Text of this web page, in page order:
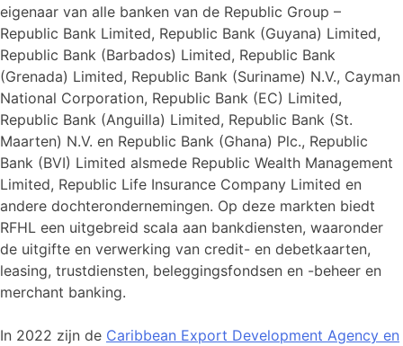
eigenaar van alle banken van de Republic Group –
Republic Bank Limited, Republic Bank (Guyana) Limited,
Republic Bank (Barbados) Limited, Republic Bank
(Grenada) Limited, Republic Bank (Suriname) N.V., Cayman
National Corporation, Republic Bank (EC) Limited,
Republic Bank (Anguilla) Limited, Republic Bank (St.
Maarten) N.V. en Republic Bank (Ghana) Plc., Republic
Bank (BVI) Limited alsmede Republic Wealth Management
Limited, Republic Life Insurance Company Limited en
andere dochterondernemingen. Op deze markten biedt
RFHL een uitgebreid scala aan bankdiensten, waaronder
de uitgifte en verwerking van credit- en debetkaarten,
leasing, trustdiensten, beleggingsfondsen en -beheer en
merchant banking.
In 2022 zijn de Caribbean Export Development Agency en